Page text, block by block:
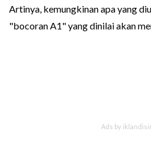
Artinya, kemungkinan apa yang
"bocoran A1" yang dinilai akan